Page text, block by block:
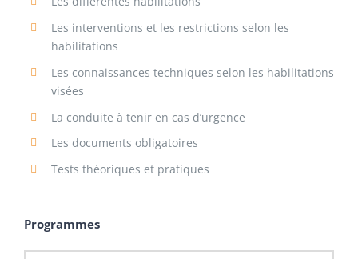
Les interventions et les restrictions selon les
habilitations
Les connaissances techniques selon les habilitations
visées
La conduite à tenir en cas d’urgence
Les documents obligatoires
Tests théoriques et pratiques
Programmes